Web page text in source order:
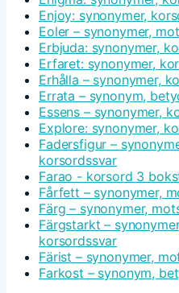
Enjoy: synonymer,
Eoler – synonymer,
Erbjuda: synonymer,
Erfaret: synonymer,
Erhålla – synonymer,
Errata – synonym,
Essens – synonymer,
Explore: synonymer,
Fadersfigur –
korsordssvar
Farao - korsord 3
Fårfett – synonymer,
Färg – synonymer,
Färgstarkt –
korsordssvar
Färist – synonymer,
Farkost – synonym,